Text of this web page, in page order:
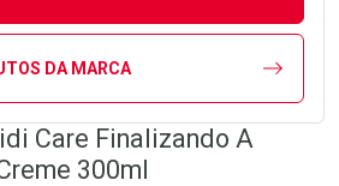
DA MARCA
Care Finalizando A
300ml